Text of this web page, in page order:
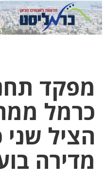
מפקד
כרמל
הציל שני
מדירה